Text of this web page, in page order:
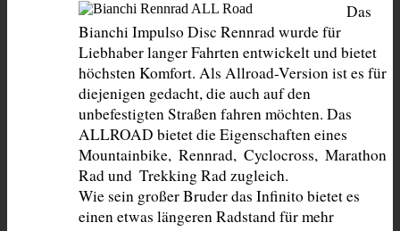
Das
Bianchi Impulso Disc Rennrad wurde für
Liebhaber langer Fahrten entwickelt und bietet
höchsten Komfort. Als Allroad-Version ist es für
diejenigen gedacht, die auch auf den
unbefestigten Straßen fahren möchten. Das
ALLROAD bietet die Eigenschaften eines
Mountainbike,  Rennrad,  Cyclocross,  Marathon
Rad und  Trekking Rad zugleich.
Wie sein großer Bruder das Infinito bietet es
einen etwas längeren Radstand für mehr